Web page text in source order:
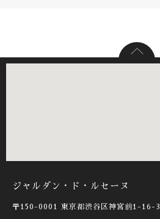
ジャルダン・ド・ルセーヌ
〒150-0001 東京都渋谷区神宮前1-16-3